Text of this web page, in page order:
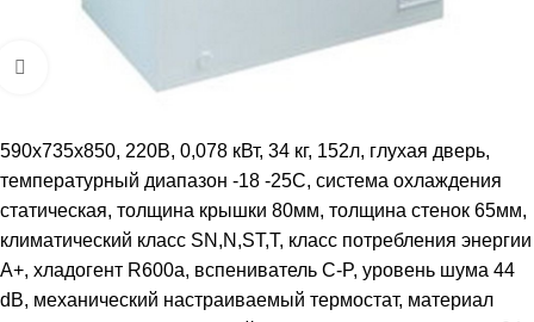
Увеличить
590x735x850, 220В, 0,078 кВт, 34 кг, 152л, глухая дверь,
температурный диапазон -18 -25С, система охлаждения
статическая, толщина крышки 80мм, толщина стенок 65мм,
климатический класс SN,N,ST,T, класс потребления энергии
A+, хладогент R600a, вспениватель C-P, уровень шума 44
dB, механический настраиваемый термостат, материал